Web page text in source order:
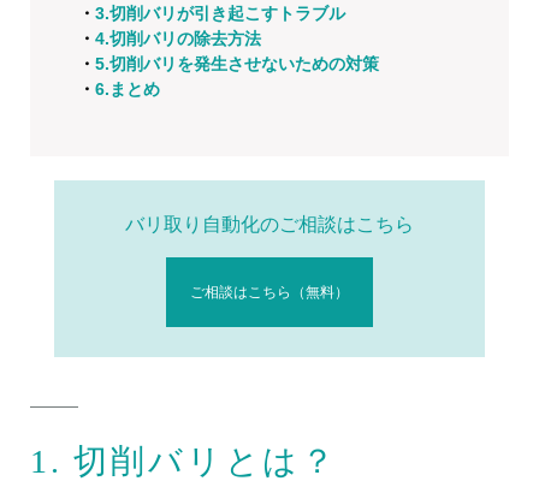
・ 3.切削バリが引き起こすトラブル
・ 4.切削バリの除去方法
・ 5.切削バリを発生させないための対策
・ 6.まとめ
バリ取り自動化のご相談はこちら
ご相談はこちら（無料）
1. 切削バリとは？